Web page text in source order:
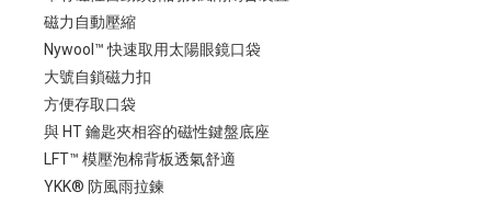
磁力自動壓縮
Nywool™ 快速取用太陽眼鏡口袋
大號自鎖磁力扣
方便存取口袋
與 HT 鑰匙夾相容的磁性鍵盤底座
LFT™ 模壓泡棉背板透氣舒適
YKK® 防風雨拉鍊